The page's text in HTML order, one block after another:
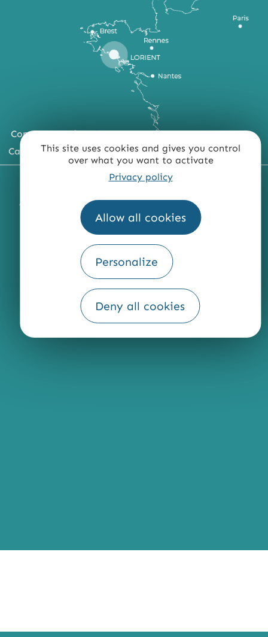
This site uses cookies and gives you control
over what you want to activate
Privacy policy
Allow all cookies
Personalize
Deny all cookies
Comment venir ?
Carte du territoire
MENTIONS LÉGALES PLAN DU SITE
ACCESSIBILITÉ : NON CONFORME PRESSE
QUI SOMMES-NOUS ?
Fourni par
Traduction